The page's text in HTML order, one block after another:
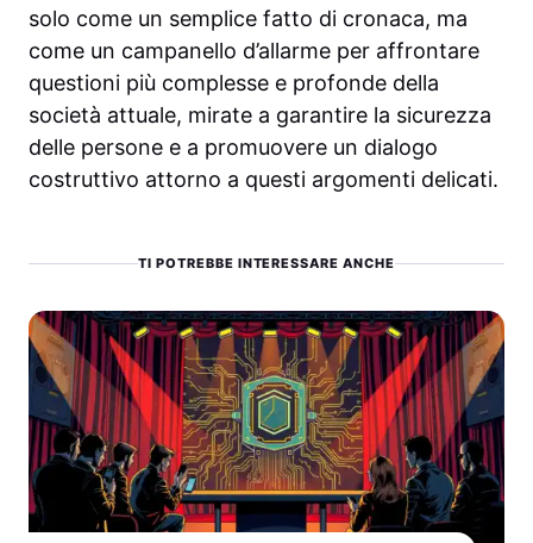
solo come un semplice fatto di cronaca, ma
come un campanello d’allarme per affrontare
questioni più complesse e profonde della
società attuale, mirate a garantire la sicurezza
delle persone e a promuovere un dialogo
costruttivo attorno a questi argomenti delicati.
TI POTREBBE INTERESSARE ANCHE